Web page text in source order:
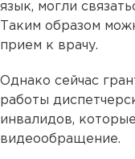
язык, могли
Таким образом
прием к врачу.
Однако сейчас
работы
инвалидов,
видеообращение.